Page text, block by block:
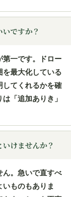
ですか？
第一です。ドロー
を最大化している
してくれるかを確
「追加ありき」
けませんか？
ん。急いで直すべ
ものもありま